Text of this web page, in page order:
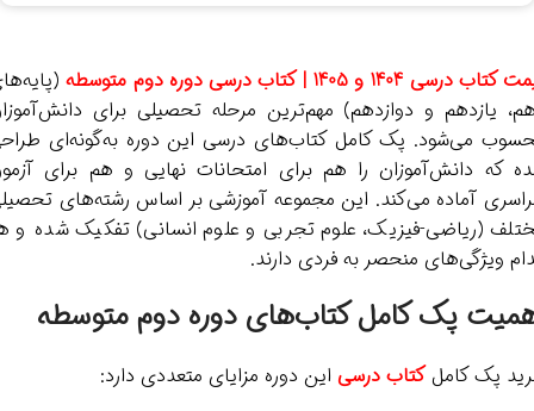
درسی 1404 و 1405 | کتاب درسی دوره دوم متوسطه
یازدهم و دوازدهم) مهم‌ترین مرحله تحصیلی برای
می‌شود. پک کامل کتاب‌های درسی این دوره به‌گونه‌ای
که دانش‌آموزان را هم برای امتحانات نهایی و هم برای
آماده می‌کند. این مجموعه آموزشی بر اساس رشته‌های
(ریاضی-فیزیک، علوم تجربی و علوم انسانی) تفکیک شده و
ویژگی‌های منحصر به فردی دارند.
پک کامل کتاب‌های دوره دوم متوسطه
پک کاملکتاب درسی این دوره مزایای متعددی دارد: